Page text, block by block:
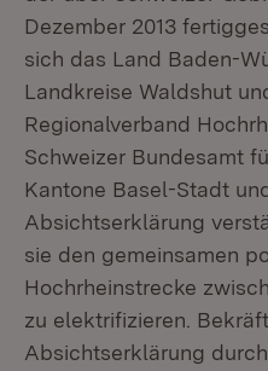
Dezember 2013
sich das Land Baden-
Landkreise Waldshut
Regionalverband
Schweizer Bundesamt
Kantone Basel-Stadt
Absichtserklärung
sie den gemeinsamen
Hochrheinstrecke
zu elektrifizieren.
Absichtserklärung